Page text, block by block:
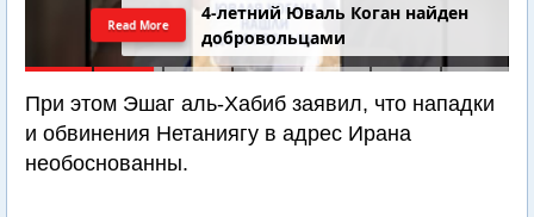
4-летний Юваль Коган найден
добровольцами
Read More
При этом Эшаг аль-Хабиб заявил, что нападки
и обвинения Нетаниягу в адрес Ирана
необоснованны.